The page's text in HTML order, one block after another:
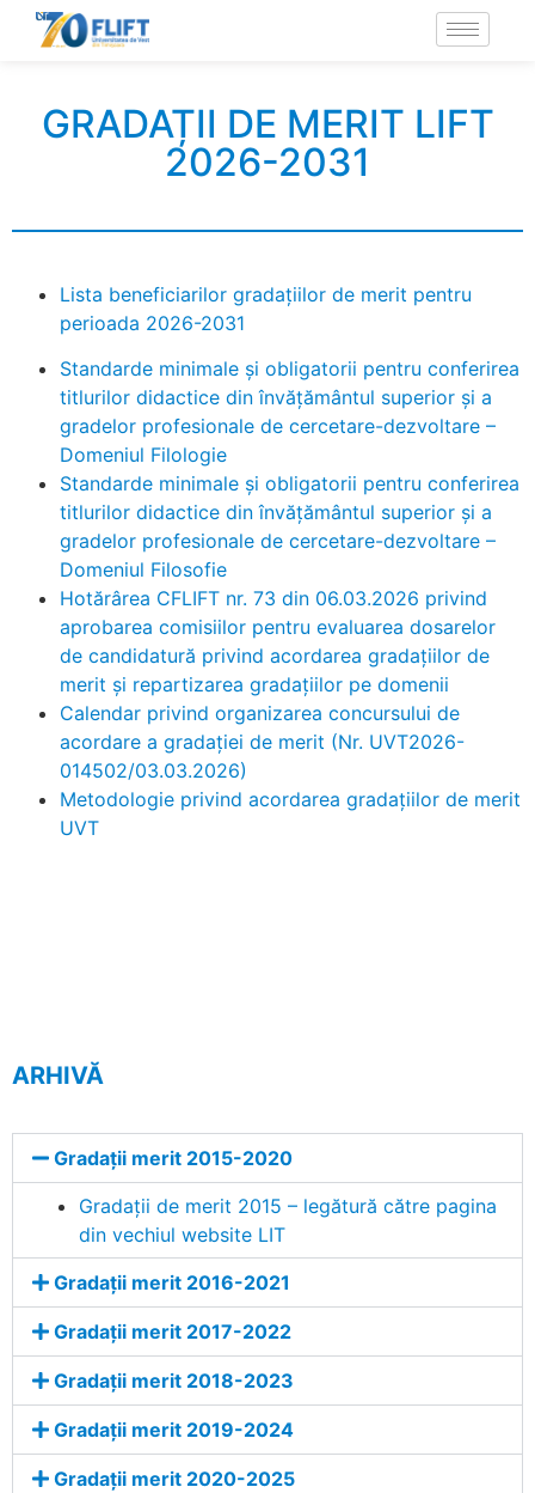
GRADAȚII DE MERIT LIFT
2026-2031
Lista beneficiarilor gradaţiilor de merit pentru
perioada 2026-2031
Standarde minimale şi obligatorii pentru conferirea
titlurilor didactice din învăţământul superior şi a
gradelor profesionale de cercetare-dezvoltare –
Domeniul Filologie
Standarde minimale şi obligatorii pentru conferirea
titlurilor didactice din învăţământul superior şi a
gradelor profesionale de cercetare-dezvoltare –
Domeniul Filosofie
Hotărârea CFLIFT nr. 73 din 06.03.2026 privind
aprobarea comisiilor pentru evaluarea dosarelor
de candidatură privind acordarea gradaţiilor de
merit şi repartizarea gradaţiilor pe domenii
Calendar privind organizarea concursului de
acordare a gradaţiei de merit (Nr. UVT2026-
014502/03.03.2026)
Metodologie privind acordarea gradațiilor de merit
UVT
ARHIVĂ
Gradații merit 2015-2020
Gradații de merit 2015 – legătură către pagina
din vechiul website LIT
Gradații merit 2016-2021
Gradații merit 2017-2022
Gradații merit 2018-2023
Gradații merit 2019-2024
Gradații merit 2020-2025